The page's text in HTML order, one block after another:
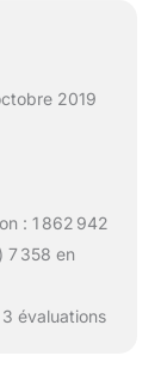
2019
: 1 862 942
7 358 en
évaluations